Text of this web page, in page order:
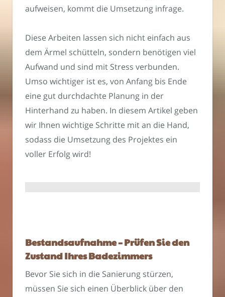
aufweisen, kommt die Umsetzung infrage.
Diese Arbeiten lassen sich nicht einfach aus
dem Ärmel schütteln, sondern benötigen viel
Aufwand und sind mit Stress verbunden.
Umso wichtiger ist es, von Anfang bis Ende
eine gut durchdachte Planung in der
Hinterhand zu haben. In diesem Artikel geben
wir Ihnen wichtige Schritte mit an die Hand,
sodass die Umsetzung des Projektes ein
voller Erfolg wird!
Bestandsaufnahme – Prüfen Sie den
Zustand Ihres Badezimmers
Bevor Sie sich in die Sanierung stürzen,
müssen Sie sich einen Überblick über den